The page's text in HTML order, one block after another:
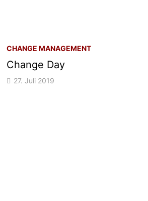
CHANGE MANAGEMENT
Change Day
27. Juli 2019